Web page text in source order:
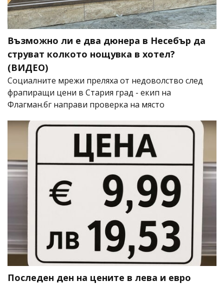
Възможно ли е два дюнера в Несебър да
струват колкото нощувка в хотел?
(ВИДЕО)
Социалните мрежи преляха от недоволство след
фрапиращи цени в Стария град - екип на
Флагман.бг направи проверка на място
Последен ден на цените в лева и евро